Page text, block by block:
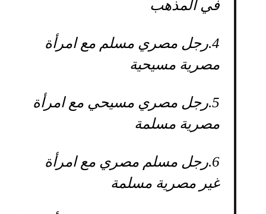
في المذهب
4. رجل مصري مسلم مع امرأة
مصرية مسيحية
5. رجل مصري مسيحي مع امرأة
مصرية مسلمة
6. رجل مسلم مصري مع امرأة
غير مصرية مسلمة